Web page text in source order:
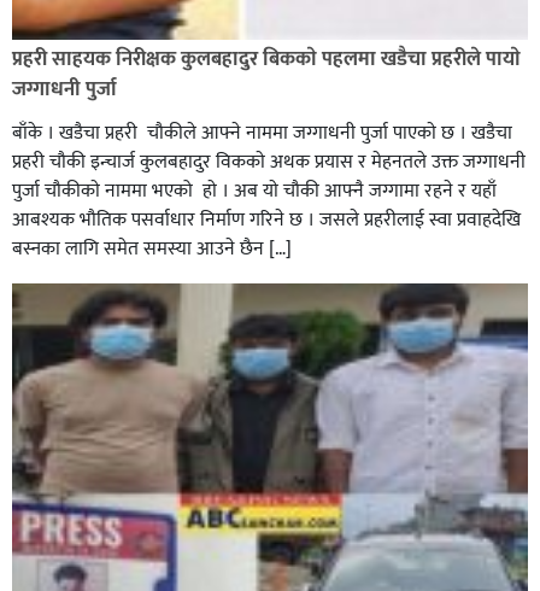
रौतहटमा १२ हजार लिटर पेट्रोल बोकेको ट्यांकर दुर्घटनापछि
आगलागी सडक अबरुद्ध,
घोराहीको समृद्धिका लागि वडा–वडामा विशेष अभियान सञ्चालन
हुने,
प्रहरी साहयक निरीक्षक कुलबहादुर बिककाे पहलमा खडैचा प्रहरीले पायाे
जग्गाधनी पुर्जा
बाँके । खडैचा प्रहरी चाैकीले आफ्ने नाममा जग्गाधनी पुर्जा पाएकाे छ । खडैचा
प्रहरी चाैकी इन्चार्ज कुलबहादुर विककाे अथक प्रयास र मेहनतले उक्त जग्गाधनी
पुर्जा चाैकीकाे नाममा भएको हाे । अब याे चाैकी आफ्नै जग्गामा रहने र यहाँ
आबश्यक भाैतिक पसर्वाधार निर्माण गरिने छ । जसले प्रहरीलाई स्वा प्रवाहदेखि
बस्नका लागि समेत समस्या आउने छैन […]